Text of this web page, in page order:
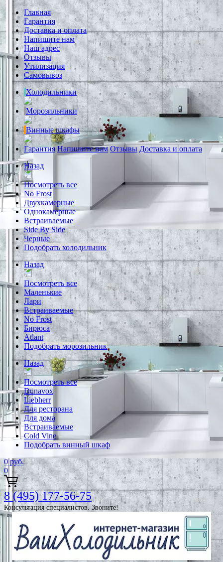
Главная
Гарантия
Доставка и оплата
Напишите нам
Наш адрес
Отзывы
Утилизация
Самовывоз
Холодильники
Морозильники
Винные шкафы
Гарантия Напишите нам Отзывы Доставка и оплата
Назад
Посмотреть все
No Frost
Двухкамерные
Однокамерные
Встраиваемые
Side By Side
Черные
Подобрать холодильник
Назад
Посмотреть все
Маленькие
Лари
Встраиваемые
No Frost
Бирюса
Atlant
Подобрать морозильник
Назад
Посмотреть все
Dunavox
Liebherr
Для ресторана
Для дома
Встраиваемые
Cold Vine
Подобрать винный шкаф
0 руб.
0
8 (495) 177-56-75
Консультация специалистов. Звоните!